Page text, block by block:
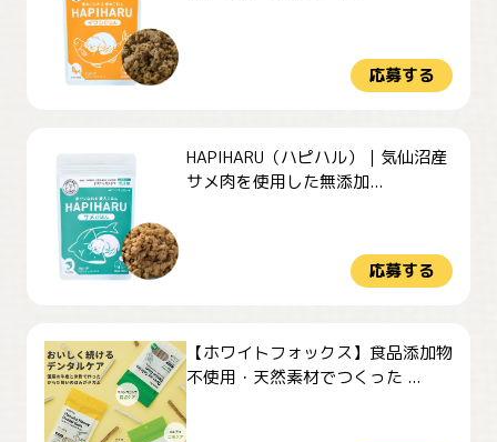
応募する
HAPIHARU（ハピハル）｜気仙沼産
サメ肉を使用した無添加...
応募する
【ホワイトフォックス】食品添加物
不使用・天然素材でつくった ...